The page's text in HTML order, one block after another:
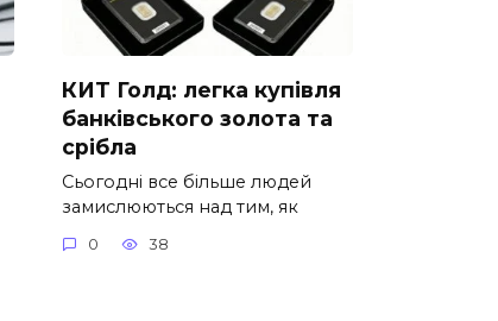
КИТ Голд: легка купівля
банківського золота та
срібла
Сьогодні все більше людей
замислюються над тим, як
0 38